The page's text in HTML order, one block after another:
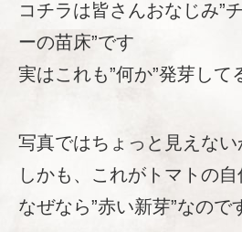
コチラは皆さんおなじみ”
ーの苗床”です
実はこれも”何か”発芽して
写真ではちょっと見えな
しかも、これがトマトの
なぜなら”赤い新芽”なので